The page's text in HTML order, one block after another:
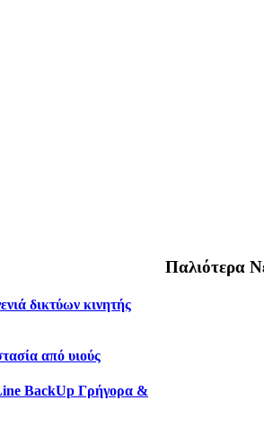
δικτύων κινητής
από υιούς
BackUp Γρήγορα &
Παλιότερα